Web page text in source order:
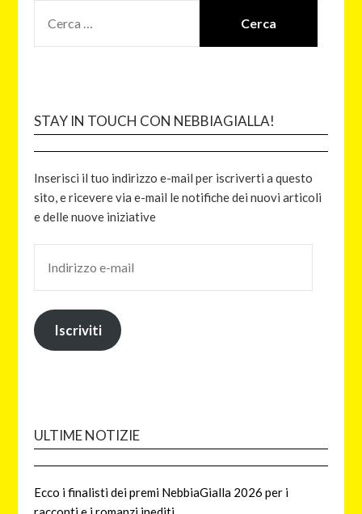
STAY IN TOUCH CON NEBBIAGIALLA!
Inserisci il tuo indirizzo e-mail per iscriverti a questo
sito, e ricevere via e-mail le notifiche dei nuovi articoli
e delle nuove iniziative
Iscriviti
ULTIME NOTIZIE
Ecco i finalisti dei premi NebbiaGialla 2026 per i